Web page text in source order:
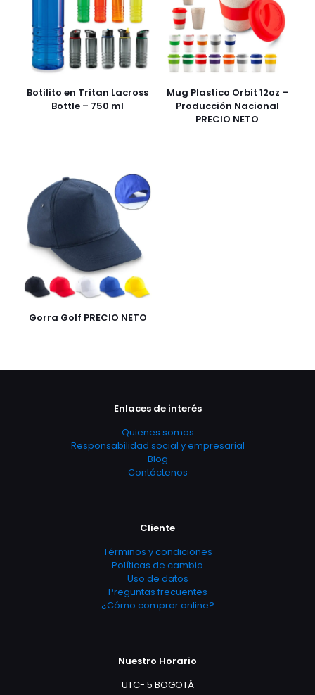
Botilito en Tritan Lacross
Bottle – 750 ml
Mug Plastico Orbit 12oz –
Producción Nacional
PRECIO NETO
Gorra Golf PRECIO NETO
Enlaces de interés
Quienes somos
Responsabilidad social y empresarial
Blog
Contáctenos
Cliente
Términos y condiciones
Políticas de cambio
Uso de datos
Preguntas frecuentes
¿Cómo comprar online?
Nuestro Horario
UTC- 5 BOGOTÁ